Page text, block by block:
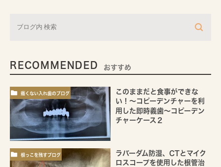
RECOMMENDED おすすめ
痛くない入れ歯のブログ
このままだと食事ができな
い！～コピーデンチャーを利
用した即時義歯～コピーデン
チャーケース２
根っこを残すブログ
ラバーダム防湿、CTとマイク
ロスコープを使用した根管治